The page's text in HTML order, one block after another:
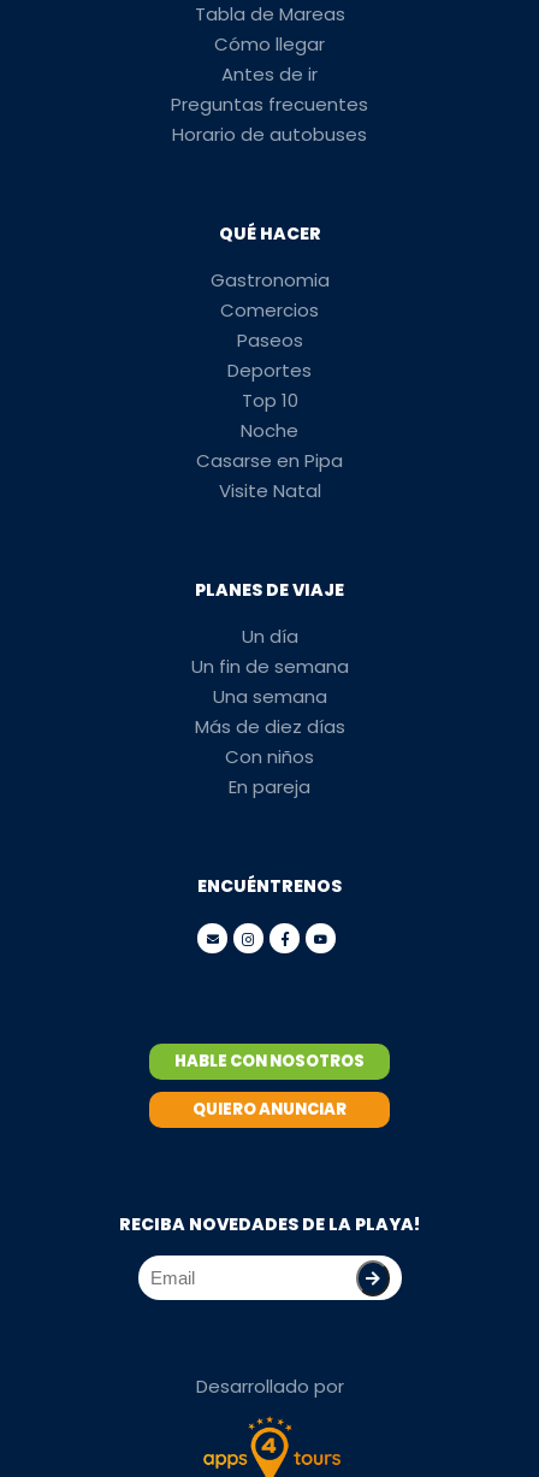
Tabla de Mareas
Cómo llegar
Antes de ir
Preguntas frecuentes
Horario de autobuses
QUÉ HACER
Gastronomia
Comercios
Paseos
Deportes
Top 10
Noche
Casarse en Pipa
Visite Natal
PLANES DE VIAJE
Un día
Un fin de semana
Una semana
Más de diez días
Con niños
En pareja
ENCUÉNTRENOS
HABLE CON NOSOTROS
QUIERO ANUNCIAR
RECIBA NOVEDADES DE LA PLAYA!
Desarrollado por